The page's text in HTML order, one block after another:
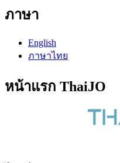
ภาษา
English
ภาษาไทย
หน้าแรก ThaiJO